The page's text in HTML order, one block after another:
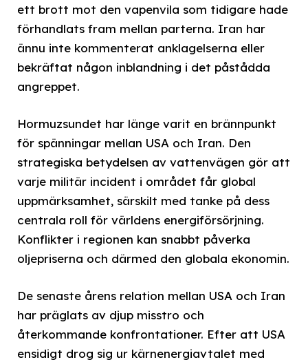
ett brott mot den vapenvila som tidigare hade
förhandlats fram mellan parterna. Iran har
ännu inte kommenterat anklagelserna eller
bekräftat någon inblandning i det påstådda
angreppet.
Hormuzsundet har länge varit en brännpunkt
för spänningar mellan USA och Iran. Den
strategiska betydelsen av vattenvägen gör att
varje militär incident i området får global
uppmärksamhet, särskilt med tanke på dess
centrala roll för världens energiförsörjning.
Konflikter i regionen kan snabbt påverka
oljepriserna och därmed den globala ekonomin.
De senaste årens relation mellan USA och Iran
har präglats av djup misstro och
återkommande konfrontationer. Efter att USA
ensidigt drog sig ur kärnenergiavtalet med